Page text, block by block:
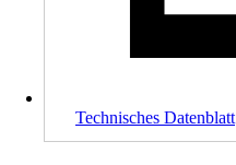
Technisches Datenblatt